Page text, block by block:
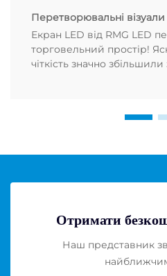
Перетворювальні візуали
Екран LED від RMG LED
торговельний простір!
чіткість значно збільшили
Отримати
Наш представник